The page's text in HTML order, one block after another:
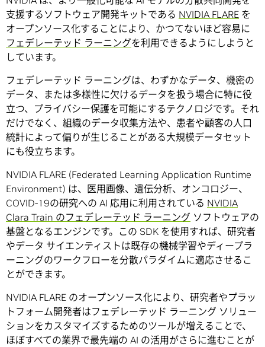
支援するソフトウェア開発キットである NVIDIA FLARE を
オープンソース化することにより、かつてないほど容易に
フェデレーテッド ラーニングを利用できるようにしようと
しています。
フェデレーテッド ラーニングは、わずかなデータ、機密の
データ、または多様性に欠けるデータを扱う場合に特に役
立つ、プライバシー保護を可能にするテクノロジです。それ
だけでなく、組織のデータ収集方法や、患者や顧客の人口
統計によって偏りが生じることがある大規模データセット
にも役立ちます。
NVIDIA FLARE (Federated Learning Application Runtime
Environment) は、医用画像、遺伝分析、オンコロジー、
COVID-19の研究への AI 応用に利用されている NVIDIA
Clara Train のフェデレーテッド ラーニング ソフトウェアの
基盤となるエンジンです。この SDK を使用すれば、研究者
やデータ サイエンティストは既存の機械学習やディープラ
ーニングのワークフローを分散パラダイムに適応させるこ
とができます。
NVIDIA FLARE のオープンソース化により、研究者やプラッ
トフォーム開発者はフェデレーテッド ラーニング ソリュー
ションをカスタマイズするためのツールが増えることで、
ほぼすべての業界で最先端の AI の活用がさらに進むことが